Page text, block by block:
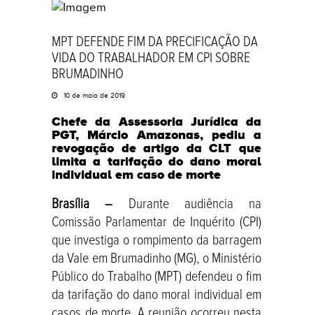
MPT DEFENDE FIM DA PRECIFICAÇÃO DA
VIDA DO TRABALHADOR EM CPI SOBRE
BRUMADINHO
10 de maio de 2019
Chefe da Assessoria Jurídica da
PGT, Márcio Amazonas, pediu a
revogação de artigo da CLT que
limita a tarifação do dano moral
individual em caso de morte
Brasília – Durante audiência na
Comissão Parlamentar de Inquérito (CPI)
que investiga o rompimento da barragem
da Vale em Brumadinho (MG), o Ministério
Público do Trabalho (MPT) defendeu o fim
da tarifação do dano moral individual em